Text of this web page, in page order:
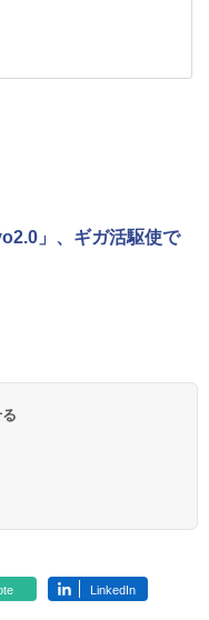
」、ギガ活駆使で
LinkedIn